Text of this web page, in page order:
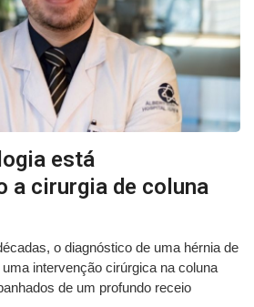
está
a cirurgia de coluna
o diagnóstico de uma hérnia de
intervenção cirúrgica na coluna
de um profundo receio